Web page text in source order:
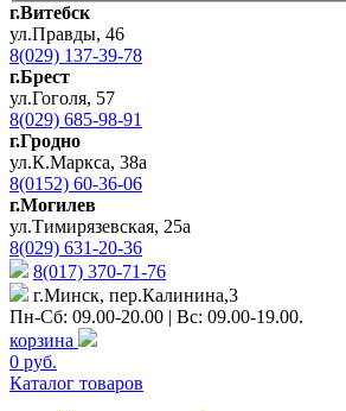
г.Витебск
ул.Правды, 46
8(029) 137-39-78
г.Брест
ул.Гоголя, 57
8(029) 685-98-91
г.Гродно
ул.К.Маркса, 38а
8(0152) 60-36-06
г.Могилев
ул.Тимирязевская, 25а
8(029) 631-20-36
8(017) 370-71-76
г.Минск, пер.Калинина,3
Пн-Сб: 09.00-20.00 | Вс: 09.00-19.00.
корзина
0 руб.
Каталог товаров